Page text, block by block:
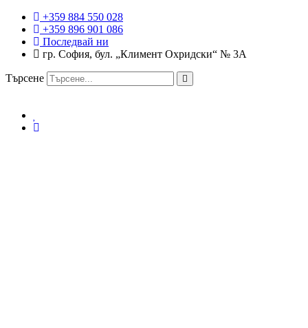
+359 884 550 028
+359 896 901 086
Последвай ни
гр. София, бул. „Климент Охридски“ № 3A
Търсене